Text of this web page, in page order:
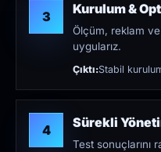
3 Kurulum &
Ölçüm, reklam
uygularız.
Çıktı:Stabil
4 Sürekli
Test sonuçlarını